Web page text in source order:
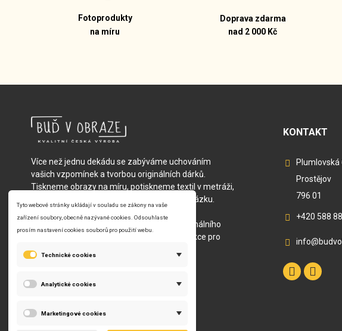
Fotoprodukty
na míru
Doprava zdarma
nad 2 000 Kč
Více než jednu dekádu se zabýváme uchováním
vašich vzpomínek a tvorbou originálních dárků.
Tiskneme obrazy na míru, potiskneme textil v metráži,
vyrobíme fotopolštáře nebo batůžky na zakázku.
předpřipravených motivů – od jednoho originálního
kousku přímo pro vás, po celé reklamní kolekce pro
velké společnosti.
KONTAKT
Prostějov
796 01
+420 588